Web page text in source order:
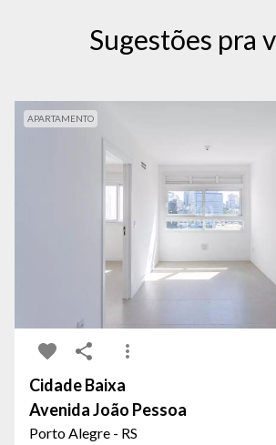
Sugestões pra
APARTAMENTO
Cidade Baixa
Avenida João Pessoa
Porto Alegre - RS